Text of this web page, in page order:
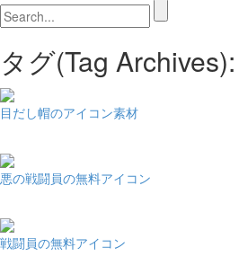
タグ(Tag
目だし帽のアイコン素材
悪の戦闘員の無料アイコン
戦闘員の無料アイコン